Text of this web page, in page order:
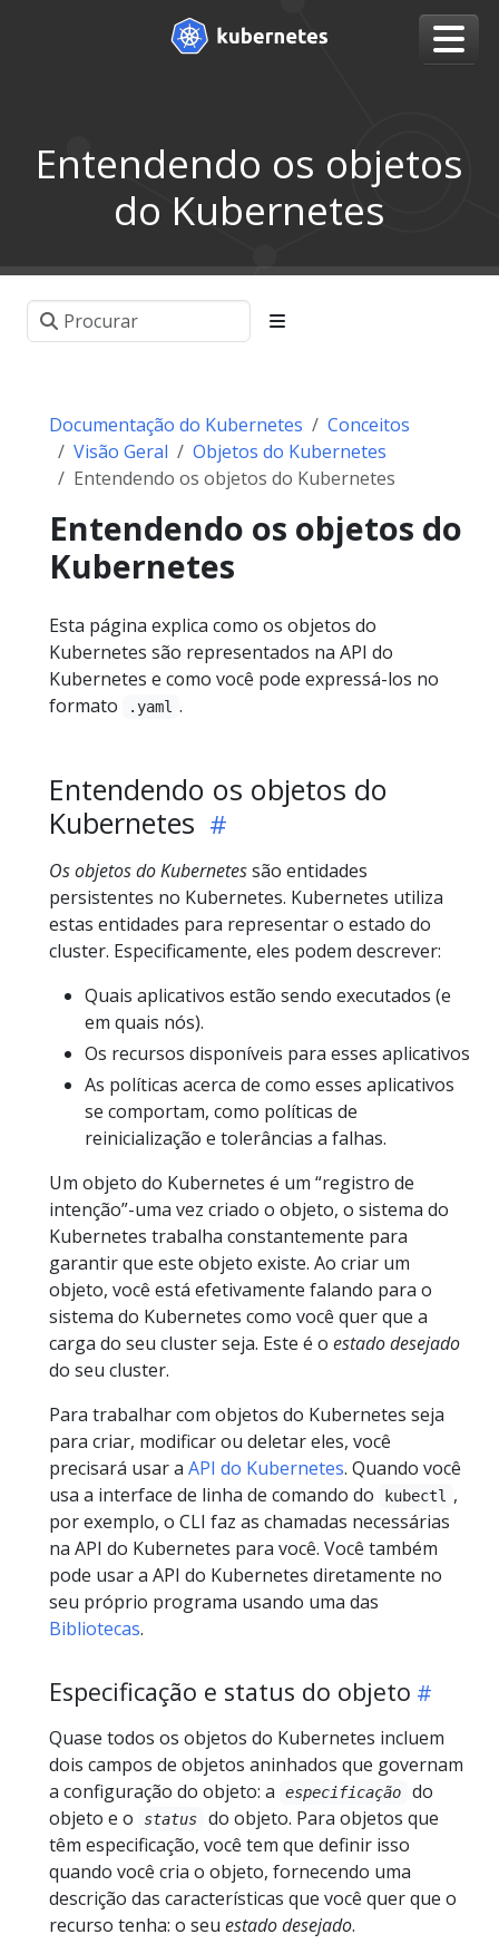
Entendendo os objetos
do Kubernetes
Documentação do Kubernetes
Conceitos
Visão Geral
Objetos do Kubernetes
Entendendo os objetos do Kubernetes
Entendendo os objetos do
Kubernetes
Esta página explica como os objetos do
Kubernetes são representados na API do
Kubernetes e como você pode expressá-los no
formato
.yaml .
Entendendo os objetos do
Kubernetes
Os objetos do Kubernetessão entidades
persistentes no Kubernetes. Kubernetes utiliza
estas entidades para representar o estado do
cluster. Especificamente, eles podem descrever:
Quais aplicativos estão sendo executados (e
em quais nós).
Os recursos disponíveis para esses aplicativos
As políticas acerca de como esses aplicativos
se comportam, como políticas de
reinicialização e tolerâncias a falhas.
Um objeto do Kubernetes é um “registro de
intenção”-uma vez criado o objeto, o sistema do
Kubernetes trabalha constantemente para
garantir que este objeto existe. Ao criar um
objeto, você está efetivamente falando para o
sistema do Kubernetes como você quer que a
carga do seu cluster seja. Este é o estado desejado
do seu cluster.
Para trabalhar com objetos do Kubernetes seja
para criar, modificar ou deletar eles, você
precisará usar a API do Kubernetes. Quando você
usa a interface de linha de comando do
kubectl
,
por exemplo, o CLI faz as chamadas necessárias
na API do Kubernetes para você. Você também
pode usar a API do Kubernetes diretamente no
seu próprio programa usando uma das
Bibliotecas.
Especificação e status do objeto
Quase todos os objetos do Kubernetes incluem
dois campos de objetos aninhados que governam
a configuração do objeto: a
especificação
do
objeto e o
status
do objeto. Para objetos que
têm especificação, você tem que definir isso
quando você cria o objeto, fornecendo uma
descrição das características que você quer que o
recurso tenha: o seu estado desejado.